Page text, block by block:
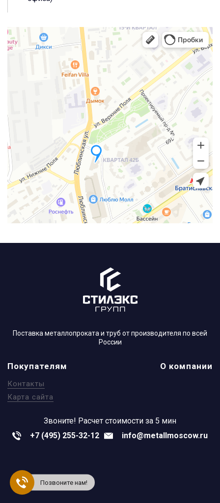
Поставка металлопроката и труб от производителя по всей
России
Покупателям
Контакты
Карта сайта
О компании
Звоните! Расчет стоимости за 5 мин
+7 (495) 255-32-12
info@metallmoscow.ru
Позвоните нам!